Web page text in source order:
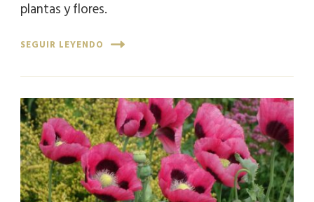
plantas y flores.
SEGUIR LEYENDO